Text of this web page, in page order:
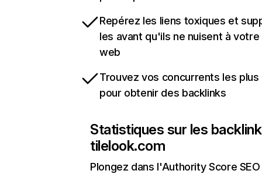
Repérez les liens toxiques et
les avant qu'ils ne nuisent à
web
Trouvez vos concurrents les
pour obtenir des backlinks
Statistiques sur les
tilelook.com
Plongez dans l'Authority Score